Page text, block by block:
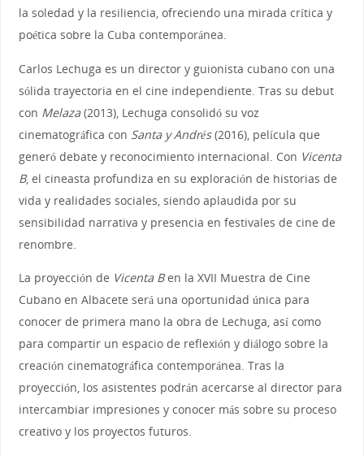
la soledad y la resiliencia, ofreciendo una mirada crítica y
poética sobre la Cuba contemporánea.
Carlos Lechuga es un director y guionista cubano con una
sólida trayectoria en el cine independiente. Tras su debut
con Melaza(2013), Lechuga consolidó su voz
cinematográfica con Santa y Andrés(2016), película que
generó debate y reconocimiento internacional. Con Vicenta
B, el cineasta profundiza en su exploración de historias de
vida y realidades sociales, siendo aplaudida por su
sensibilidad narrativa y presencia en festi­vales de cine de
renombre.
La proyección de Vicenta Ben la XVII Muestra de Cine
Cubano en Albacete será una oportunidad única para
conocer de primera mano la obra de Lechuga, así como
para compartir un espacio de reflexión y diálogo sobre la
creación cinematográfica contemporánea. Tras la
proyección, los asistentes podrán acercarse al director para
intercambiar impresiones y conocer más sobre su proceso
creativo y los proyectos futuros.